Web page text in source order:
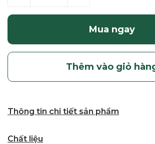
Mua ngay
Thêm vào giỏ
Thông tin chi tiết sản phẩm
Chất liệu